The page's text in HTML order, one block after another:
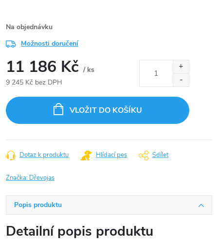
Na objednávku
Možnosti doručení
11 186 Kč / ks
9 245 Kč bez DPH
cena:
VLOŽIT DO KOŠÍKU
Dotaz k produktu Hlídací pes Sdílet
Značka: Dřevojas
Popis produktu
Detailní popis produktu